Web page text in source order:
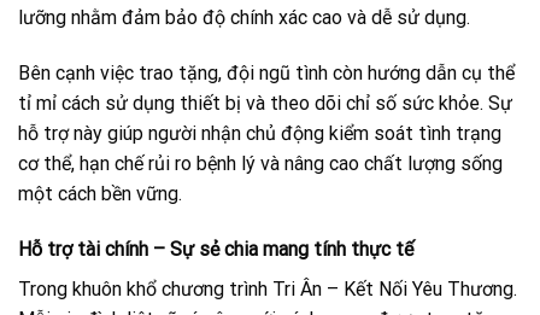
lưỡng nhằm đảm bảo độ chính xác cao và dễ sử dụng.
Bên cạnh việc trao tặng, đội ngũ tình còn hướng dẫn cụ thể
tỉ mỉ cách sử dụng thiết bị và theo dõi chỉ số sức khỏe. Sự
hỗ trợ này giúp người nhận chủ động kiểm soát tình trạng
cơ thể, hạn chế rủi ro bệnh lý và nâng cao chất lượng sống
một cách bền vững.
Hỗ trợ tài chính – Sự sẻ chia mang tính thực tế
Trong khuôn khổ chương trình Tri Ân – Kết Nối Yêu Thương.